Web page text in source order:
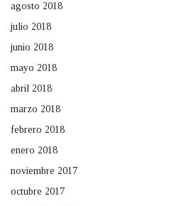
agosto 2018
julio 2018
junio 2018
mayo 2018
abril 2018
marzo 2018
febrero 2018
enero 2018
noviembre 2017
octubre 2017